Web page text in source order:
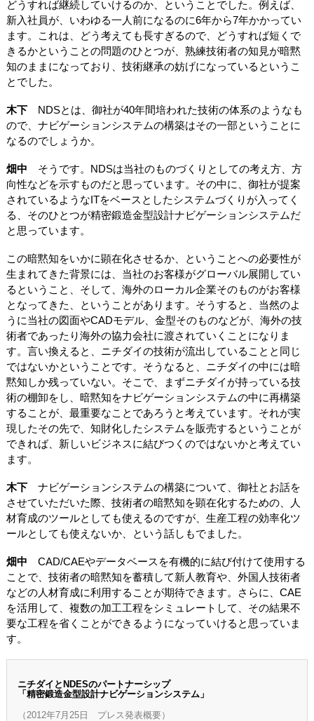
どうすれば継続していけるのか、ということでした。例えば、
新入社員が、いわゆる一人前になるのに6年から7年かかってい
ます。これは、どう考えても長すぎるので、どうすれば短くで
きるかということの問題のひとつが、熟練技術者の知見が暗黙
知のままになっており、技術継承の妨げになっているというこ
とでした。
木下NDSとは、御社が40年間培われた技術の体系のようなも
ので、ナビゲーションシステムの構築はその一部ということに
なるのでしょうか。
畑中 そうです。NDSは当社のものづくりとしての考え方、方
向性などを示すものだと思っています。その中に、御社が提案
されているようなITをベースとしたシステムづくりが入ってく
る、そのひとつが精密鍛造金型設計ナビゲーションシステムだ
と思っています。
この暗黙知をいかに顕在化させるか、ということへの必要性が
生まれてきた背景には、当社のお客様がグローバル展開してい
るということ、そして、海外のローカル企業そのものがお客様
となってきた、ということがあります。そうすると、当然のよ
うに当社の図面やCADモデル、金型そのものなどが、海外の技
術者であったり海外の協力会社に渡されていくことになりま
す。言い換えると、ニチダイの技術が流出していることと同じ
ではないかということです。そうなると、ニチダイの中には暗
黙知しか残っていない。そこで、まずニチダイが持っている技
術の棚卸をし、暗黙知をナビゲーションシステムの中に再構築
することが、最重要なことであろうと考えています。それが実
現したその先で、知財化したシステムを販売するということが
できれば、新しいビジネスに結びつくのではないかと考えてい
ます。
木下ナビゲーションシステムの構築について、御社とお話を
させていただいた際、技術者の暗黙知を顕在化するための、人
材育成のツールとしても使えるのですが、生産工程の効率化ツ
ールとしても使えないか、という話しもでました。
畑中 CAD/CAEやデータベースを有機的に結び付けて使用する
ことで、技術者の暗黙知を蓄積して新人教育や、外国人技術者
などの人材育成に利用することが期待できます。さらに、CAE
を活用して、複数の加工工程をシミュレートして、その結果不
要な工程を省くことができるようになっていけると思っていま
す。
ニチダイとNDESのパートナーシップ
「精密鍛造金型設計ナビゲーションシステム」
（2012年7月25日 プレス発表概要）